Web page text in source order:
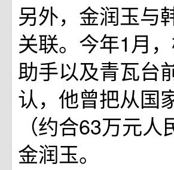
另外，金润玉与
关联。今年1月
助手以及青瓦台
认，他曾把从国
（约合63万元
金润玉。